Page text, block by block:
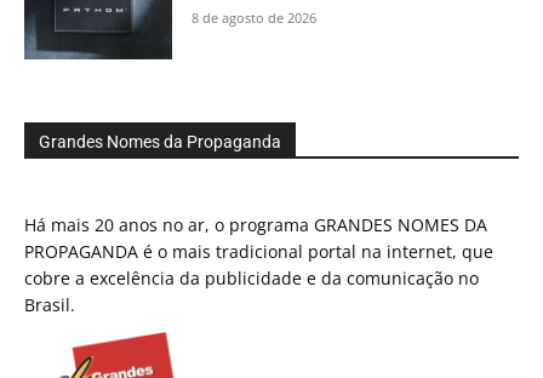
8 de agosto de 2026
Grandes Nomes da Propaganda
Há mais 20 anos no ar, o programa GRANDES NOMES DA
PROPAGANDA é o mais tradicional portal na internet, que
cobre a excelência da publicidade e da comunicação no
Brasil.